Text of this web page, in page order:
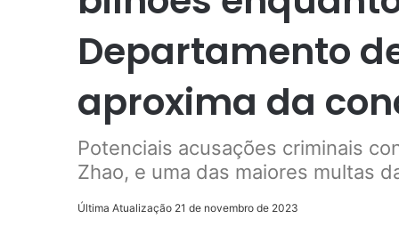
Departamento
aproxima da
Potenciais acusações criminais
Zhao, e uma das maiores multas
Última Atualização 21 de novembro de 2023